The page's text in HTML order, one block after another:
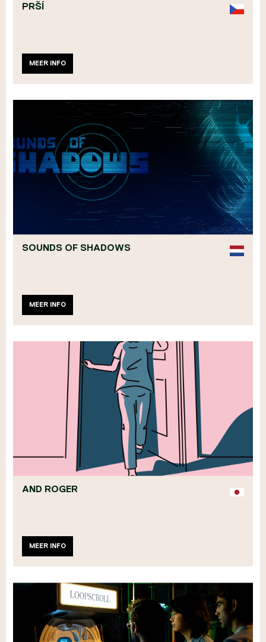
PRŠÍ
MEER INFO
SOUNDS OF SHADOWS
MEER INFO
AND ROGER
MEER INFO